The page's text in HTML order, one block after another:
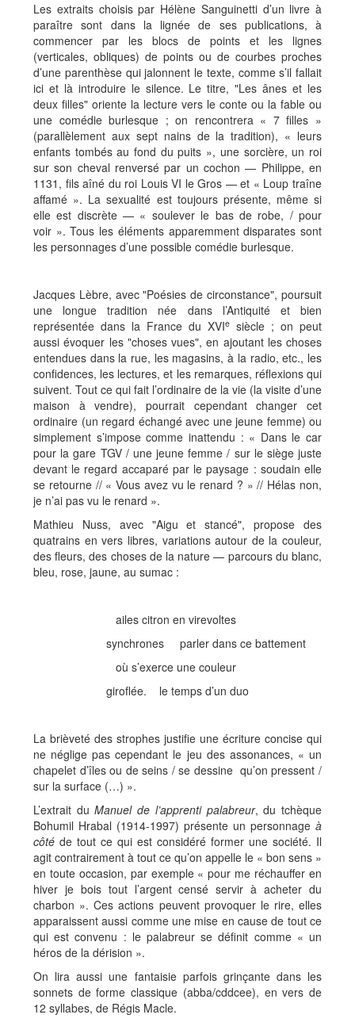
Les extraits choisis par Hélène Sanguinetti d’un livre à
paraître sont dans la lignée de ses publications, à
commencer par les blocs de points et les lignes
(verticales, obliques) de points ou de courbes proches
d’une parenthèse qui jalonnent le texte, comme s’il fallait
ici et là introduire le silence. Le titre, "Les ânes et les
deux filles" oriente la lecture vers le conte ou la fable ou
une comédie burlesque ; on rencontrera « 7 filles »
(parallèlement aux sept nains de la tradition), « leurs
enfants tombés au fond du puits », une sorcière, un roi
sur son cheval renversé par un cochon — Philippe, en
1131, fils aîné du roi Louis VI le Gros — et « Loup traîne
affamé ». La sexualité est toujours présente, même si
elle est discrète — « soulever le bas de robe, / pour
voir ». Tous les éléments apparemment disparates sont
les personnages d’une possible comédie burlesque.
Jacques Lèbre, avec "Poésies de circonstance", poursuit
une longue tradition née dans l’Antiquité et bien
représentée dans la France du XVIe siècle ; on peut
aussi évoquer les "choses vues", en ajoutant les choses
entendues dans la rue, les magasins, à la radio, etc., les
confidences, les lectures, et les remarques, réflexions qui
suivent. Tout ce qui fait l’ordinaire de la vie (la visite d’une
maison à vendre), pourrait cependant changer cet
ordinaire (un regard échangé avec une jeune femme) ou
simplement s’impose comme inattendu : « Dans le car
pour la gare TGV / une jeune femme / sur le siège juste
devant le regard accaparé par le paysage : soudain elle
se retourne // « Vous avez vu le renard ? » // Hélas non,
je n’ai pas vu le renard ».
Mathieu Nuss, avec "Aigu et stancé", propose des
quatrains en vers libres, variations autour de la couleur,
des fleurs, des choses de la nature — parcours du blanc,
bleu, rose, jaune, au sumac :
ailes citron en virevoltes
synchrones parler dans ce battement
où s’exerce une couleur
giroflée. le temps d’un duo
La brièveté des strophes justifie une écriture concise qui
ne néglige pas cependant le jeu des assonances, « un
chapelet d’îles ou de seins / se dessine qu’on pressent /
sur la surface (…) ».
L’extrait duManuel de l’apprenti palabreur, du tchèque
Bohumil Hrabal (1914-1997) présente un personnage à
côté de tout ce qui est considéré former une société. Il
agit contrairement à tout ce qu’on appelle le « bon sens »
en toute occasion, par exemple « pour me réchauffer en
hiver je bois tout l’argent censé servir à acheter du
charbon ». Ces actions peuvent provoquer le rire, elles
apparaissent aussi comme une mise en cause de tout ce
qui est convenu : le palabreur se définit comme « un
héros de la dérision ».
On lira aussi une fantaisie parfois grinçante dans les
sonnets de forme classique (abba/cddcee), en vers de
12 syllabes, de Régis Macle.